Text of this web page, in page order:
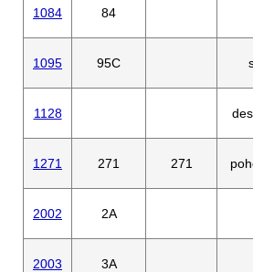
1084 84
1095 95C
1128
1271 271 271
2002 2A
2003 3A